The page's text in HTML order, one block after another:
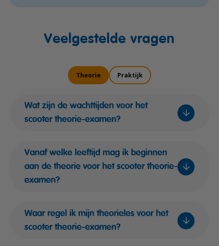
Veelgestelde vragen
Theorie Praktijk
Wat zijn de wachttijden voor het
scooter theorie-examen?
Vanaf welke leeftijd mag ik beginnen
aan de theorie voor het scooter theorie-
examen?
Waar regel ik mijn theorieles voor het
scooter theorie-examen?